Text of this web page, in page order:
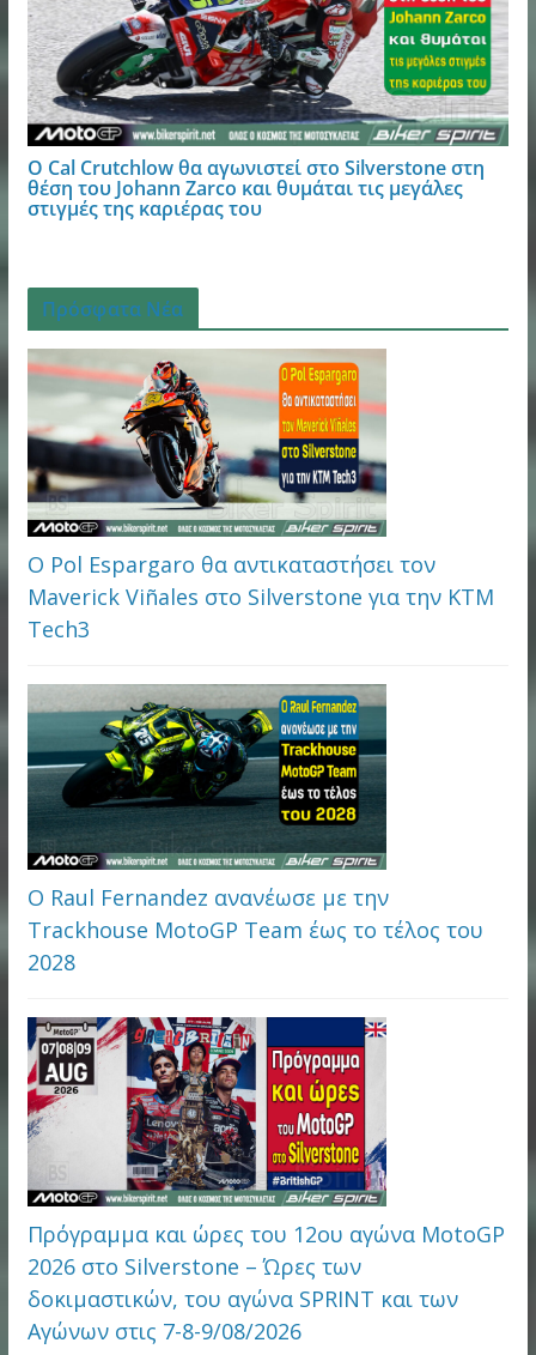
Ο Cal Crutchlow θα αγωνιστεί στο Silverstone στη
θέση του Johann Zarco και θυμάται τις μεγάλες
στιγμές της καριέρας του
Πρόσφατα Νέα
Ο Pol Espargaro θα αντικαταστήσει τον
Maverick Viñales στο Silverstone για την KTM
Tech3
Ο Raul Fernandez ανανέωσε με την
Trackhouse MotoGP Team έως το τέλος του
2028
Πρόγραμμα και ώρες του 12ου αγώνα MotoGP
2026 στo Silverstone – Ώρες των
δοκιμαστικών, του αγώνα SPRINT και των
Αγώνων στις 7-8-9/08/2026